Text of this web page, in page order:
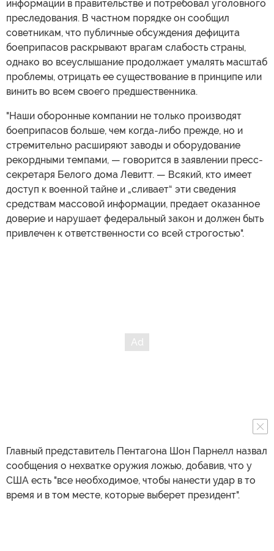
информации в правительстве и потребовал уголовного
преследования. В частном порядке он сообщил
советникам, что публичные обсуждения дефицита
боеприпасов раскрывают врагам слабость страны,
однако во всеуслышание продолжает умалять масштаб
проблемы, отрицать ее существование в принципе или
винить во всем своего предшественника.
"Наши оборонные компании не только производят
боеприпасов больше, чем когда-либо прежде, но и
стремительно расширяют заводы и оборудование
рекордными темпами, — говорится в заявлении пресс-
секретаря Белого дома Левитт. — Всякий, кто имеет
доступ к военной тайне и „сливает“ эти сведения
средствам массовой информации, предает оказанное
доверие и нарушает федеральный закон и должен быть
привлечен к ответственности со всей строгостью".
Главный представитель Пентагона Шон Парнелл назвал
сообщения о нехватке оружия ложью, добавив, что у
США есть "все необходимое, чтобы нанести удар в то
время и в том месте, которые выберет президент".